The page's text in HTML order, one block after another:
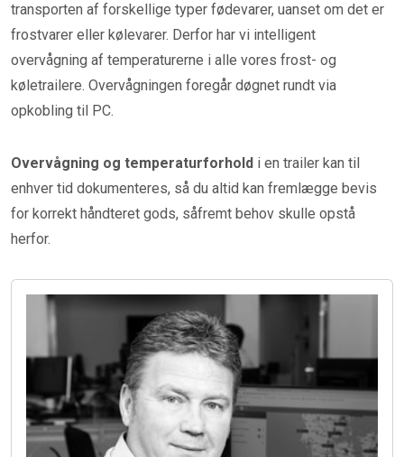
transporten af forskellige typer fødevarer, uanset om det er
frostvarer eller kølevarer. Derfor har vi intelligent
overvågning af temperaturerne i alle vores frost- og
køletrailere. Overvågningen foregår døgnet rundt via
opkobling til PC.
Overvågning og temperaturforhold i en trailer kan til
enhver tid dokumenteres, så du altid kan fremlægge bevis
for korrekt håndteret gods, såfremt behov skulle opstå
herfor.